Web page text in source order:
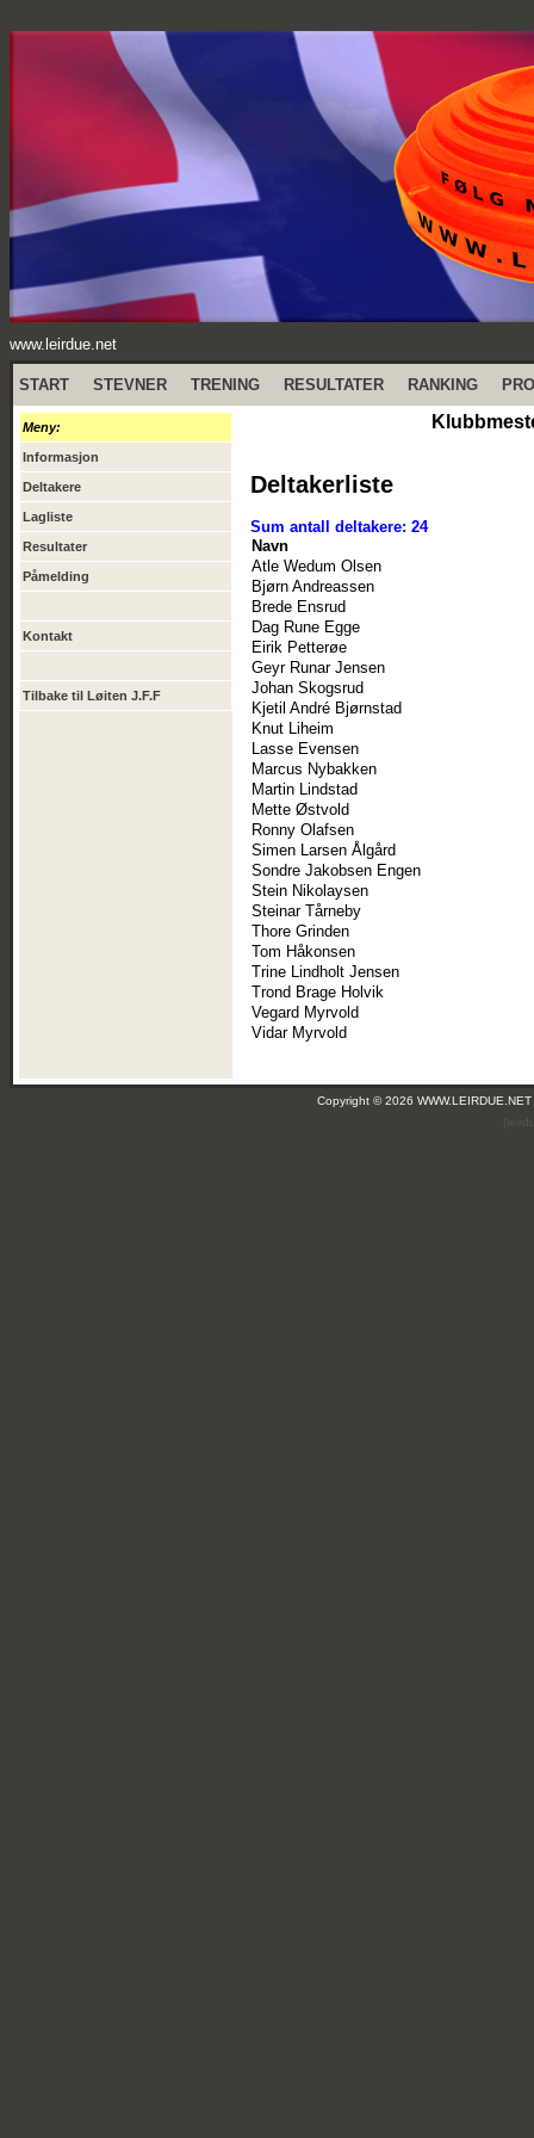
www.leirdue.net
START STEVNER TRENING RESULTATER RANKING
Meny:
Informasjon
Deltakere
Lagliste
Resultater
Påmelding
Kontakt
Tilbake til Løiten J.F.F
Deltakerliste
Sum antall deltakere: 24
Navn
Atle Wedum Olsen
Bjørn Andreassen
Brede Ensrud
Dag Rune Egge
Eirik Petterøe
Geyr Runar Jensen
Johan Skogsrud
Kjetil André Bjørnstad
Knut Liheim
Lasse Evensen
Marcus Nybakken
Martin Lindstad
Mette Østvold
Ronny Olafsen
Simen Larsen Ålgård
Sondre Jakobsen Engen
Stein Nikolaysen
Steinar Tårneby
Thore Grinden
Tom Håkonsen
Trine Lindholt Jensen
Trond Brage Holvik
Vegard Myrvold
Vidar Myrvold
Copyright © 2026